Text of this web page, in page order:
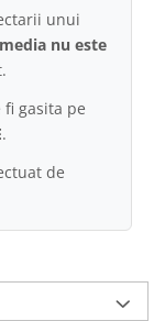
unui
nu este
gasita pe
.
de